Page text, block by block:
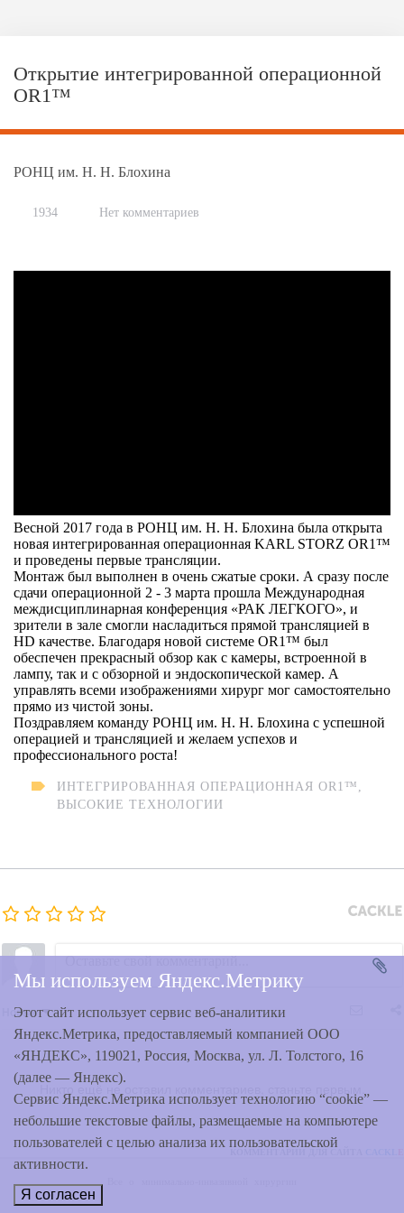
Открытие интегрированной операционной
OR1™
РОНЦ им. Н. Н. Блохина
1934 Нет комментариев
Весной 2017 года в РОНЦ им. Н. Н. Блохина была открыта
новая интегрированная операционная KARL STORZ OR1™
и проведены первые трансляции.
Монтаж был выполнен в очень сжатые сроки. А сразу после
сдачи операционной 2 - 3 марта прошла Международная
междисциплинарная конференция «РАК ЛЕГКОГО», и
зрители в зале смогли насладиться прямой трансляцией в
HD качестве. Благодаря новой системе OR1™ был
обеспечен прекрасный обзор как с камеры, встроенной в
лампу, так и с обзорной и эндоскопической камер. А
управлять всеми изображениями хирург мог самостоятельно
прямо из чистой зоны.
Поздравляем команду РОНЦ им. Н. Н. Блохина с успешной
операцией и трансляцией и желаем успехов и
профессионального роста!
ИНТЕГРИРОВАННАЯ ОПЕРАЦИОННАЯ OR1™
ВЫСОКИЕ ТЕХНОЛОГИИ
Новые
Никто ещё не оставил комментариев, станьте первым.
Мы используем Яндекс.Метрику
Этот сайт использует сервис веб-аналитики
Яндекс.Метрика, предоставляемый компанией ООО
«ЯНДЕКС», 119021, Россия, Москва, ул. Л. Толстого, 16
(далее — Яндекс).
Сервис Яндекс.Метрика использует технологию “cookie” —
небольшие текстовые файлы, размещаемые на компьютере
пользователей с целью анализа их пользовательской
активности.
Я согласен